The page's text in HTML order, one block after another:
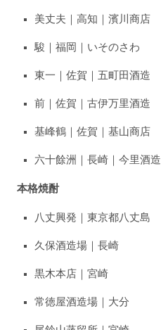
美丈夫｜高知｜濱川商店
駿｜福岡｜いそのさわ
東一｜佐賀｜五町田酒造
前｜佐賀｜古伊万里酒造
基峰鶴｜佐賀｜基山商店
六十餘洲｜長崎｜今里酒造
本格焼酎
八丈興発｜東京都八丈島
久保酒造場｜長崎
黒木本店｜宮崎
常徳屋酒造場｜大分